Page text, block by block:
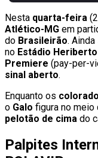
Nesta quarta-feira
Atlético-MG em
do Brasileirão.
no Estádio
Premiere (pay-per-
sinal aberto.
Enquanto os
o Galo figura no meio
pelotão de cima do
Palpites